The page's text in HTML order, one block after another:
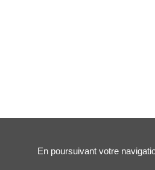
En poursuivant votre